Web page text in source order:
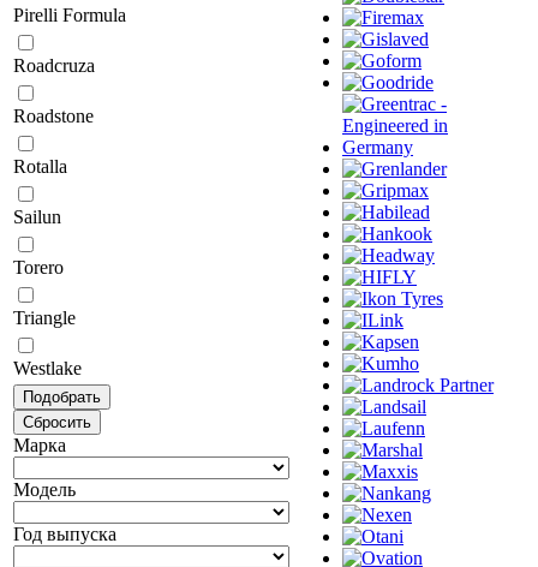
Pirelli Formula
Roadcruza
Roadstone
Rotalla
Sailun
Torero
Triangle
Westlake
Марка
Модель
Год выпуска